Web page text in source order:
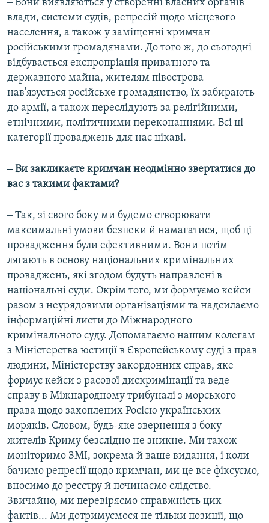
‒ Вони виявляються у створенні власних органів
влади, системи судів, репресій щодо місцевого
населення, а також у заміщенні кримчан
російськими громадянами. До того ж, до сьогодні
відбувається експропріація приватного та
державного майна, жителям півострова
нав'язується російське громадянство, їх забирають
до армії, а також переслідують за релігійними,
етнічними, політичними переконаннями. Всі ці
категорії проваджень для нас цікаві.
‒ Ви закликаєте кримчан неодмінно звертатися до
вас з такими фактами?
‒ Так, зі свого боку ми будемо створювати
максимальні умови безпеки й намагатися, щоб ці
провадження були ефективними. Вони потім
лягають в основу національних кримінальних
проваджень, які згодом будуть направлені в
національні суди. Окрім того, ми формуємо кейси
разом з неурядовими організаціями та надсилаємо
інформаційні листи до Міжнародного
кримінального суду. Допомагаємо нашим колегам
з Міністерства юстиції в Європейському суді з прав
людини, Міністерству закордонних справ, яке
формує кейси з расової дискримінації та веде
справу в Міжнародному трибуналі з морського
права щодо захоплених Росією українських
моряків. Словом, будь-яке звернення з боку
жителів Криму безслідно не зникне. Ми також
моніторимо ЗМІ, зокрема й ваше видання, і коли
бачимо репресії щодо кримчан, ми це все фіксуємо,
вносимо до реєстру й починаємо слідство.
Звичайно, ми перевіряємо справжність цих
фактів... Ми дотримуємося не тільки позиції, що